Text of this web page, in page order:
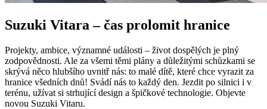
Suzuki Vitara – čas prolomit hranice
Projekty, ambice, významné události – život dospělých je plný
zodpovědnosti. Ale za všemi těmi plány a důležitými schůzkami se
skrývá něco hlubšího uvnitř nás: to malé dítě, které chce vyrazit za
hranice všedních dnů! Svádí nás to každý den. Jezdit po silnici i v
terénu, užívat si strhující design a špičkové technologie. Objevte
novou Suzuki Vitaru.